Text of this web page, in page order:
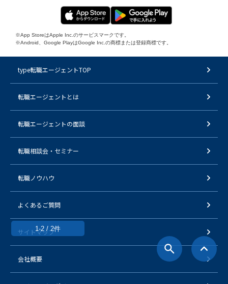
1-2 / 2件
※App StoreはApple Inc.のサービスマークです。
※Android、Google PlayはGoogle Inc.の商標または登録商標です。
type転職エージェントTOP
転職エージェントとは
転職エージェントの面談
転職相談会・セミナー
転職ノウハウ
よくあるご質問
サイトマップ
会社概要